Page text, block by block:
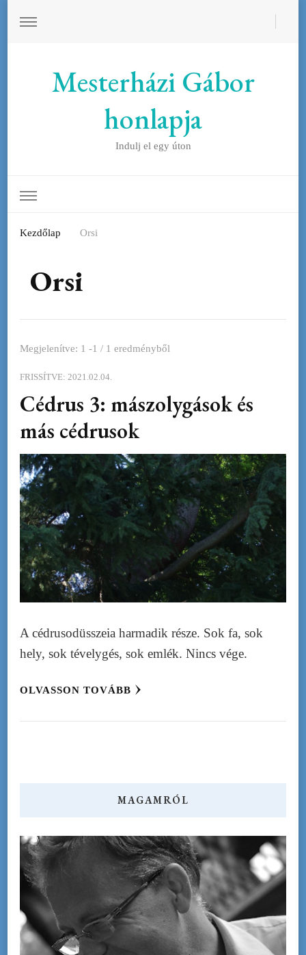
Mesterházi Gábor
honlapja
Indulj el egy úton
Kezdőlap Orsi
Orsi
Megjelenítve: 1 -1 / 1 eredményből
FRISSÍTVE: 2021.02.04.
Cédrus 3: mászolygások és
más cédrusok
A cédrusodüsszeia harmadik része. Sok fa, sok
hely, sok tévelygés, sok emlék. Nincs vége.
OLVASSON TOVÁBB
MAGAMRÓL